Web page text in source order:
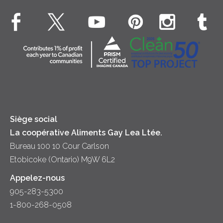
Soupes
Fromage cottage
Crème sure
Bien-être des animaux
Principes coopératifs
Contactez-nous
Location
Siège social
La coopérative Aliments Gay Lea Ltée.
Bureau 100 10 Cour Carlson
Etobicoke (Ontario) M9W 6L2
Appelez-nous
905-283-5300
1-800-268-0508